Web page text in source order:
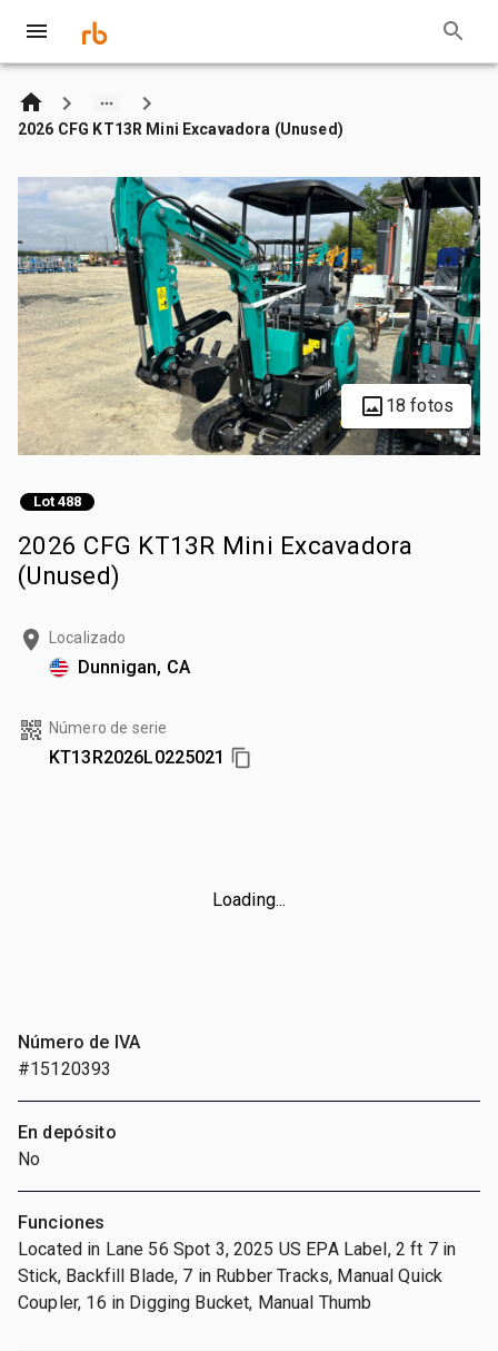
2026 CFG KT13R Mini Excavadora (Unused)
18 fotos
Lot 488
2026 CFG KT13R Mini Excavadora
(Unused)
Localizado
Dunnigan, CA
Número de serie
KT13R2026L0225021
Loading...
Número de IVA
#15120393
En depósito
No
Funciones
Located in Lane 56 Spot 3, 2025 US EPA Label, 2 ft 7 in
Stick, Backfill Blade, 7 in Rubber Tracks, Manual Quick
Coupler, 16 in Digging Bucket, Manual Thumb